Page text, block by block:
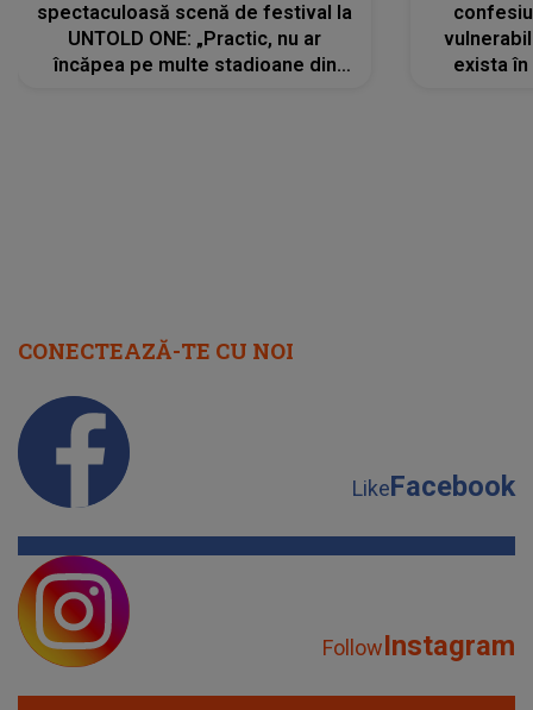
spectaculoasă scenă de festival la
UNTOLD ONE: „Practic, nu ar
încăpea pe multe stadioane din
exista
CONECTEAZĂ-TE CU NOI
LikeFacebook
FollowInstagram